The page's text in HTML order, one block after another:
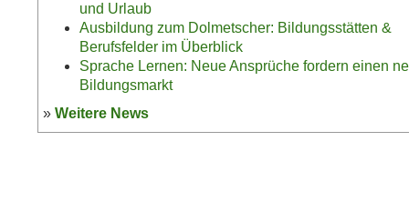
und Urlaub
Ausbildung zum Dolmetscher: Bildungsstätten &
Berufsfelder im Überblick
Sprache Lernen: Neue Ansprüche fordern einen
Bildungsmarkt
» Weitere News